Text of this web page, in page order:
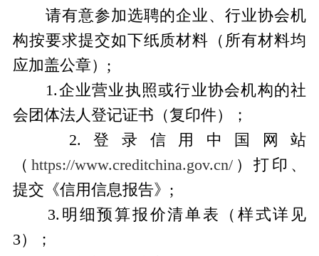
请有意参加选聘的企业、行业协会机
构按要求提交如下纸质材料（所有材料均
应加盖公章）;
1.企业营业执照或行业协会机构的社
会团体法人登记证书（复印件）；
2.登录信用中国网站
（ https://www.creditchina.gov.cn/）打印、
提交《信用信息报告》;
3.明细预算报价清单表（样式详见
3）；